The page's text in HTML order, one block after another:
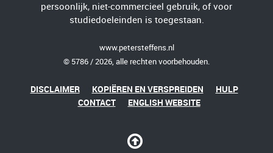
persoonlijk, niet-commercieel gebruik, of voor
studiedoeleinden is toegestaan.
www.petersteffens.nl
© 5786 / 2026, alle rechten voorbehouden.
DISCLAIMER KOPIËREN EN VERSPREIDEN
HULP
CONTACT
ENGLISH WEBSITE